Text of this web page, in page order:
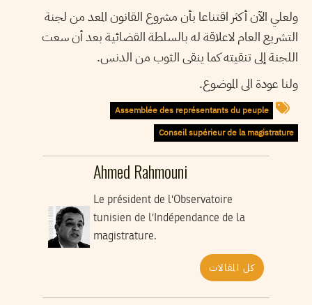
ولعلي الآن أكثر اقتناعا بأن مشروع القانون المعد من لجنة
التشريع العام لاعلاقة له بالسلطة القضائية بعد أن سعت
اللجنة إلى تنقيته كما ينقى الثوب من الدنس.
ولنا عودة الى الموضوع.
Assemblée des représentants du peuple
Conseil supérieur de la magistrature
Ahmed Rahmouni
Le président de l'Observatoire
tunisien de l'Indépendance de la
magistrature.
كل المقالات